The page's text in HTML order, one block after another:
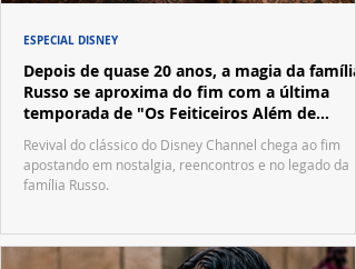
Depois de quase 20 anos, a magia da família
Russo se aproxima do fim com a última
temporada de "Os Feiticeiros Além de
Waverly Place"
Revival do clássico do Disney Channel chega ao fim
apostando em nostalgia, reencontros e no legado da
família Russo.
ESPECIAL DISNEY